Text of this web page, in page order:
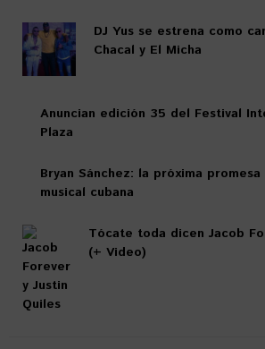
DJ Yus se estrena como
Chacal y El Micha
Anuncian edición 35 del Festival
Plaza
Bryan Sánchez: la próxima
musical cubana
Tócate toda dicen Jacob
(+ Video)